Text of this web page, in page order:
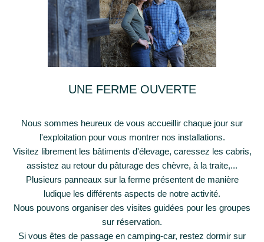
UNE FERME OUVERTE
Nous sommes heureux de vous accueillir chaque jour sur
l'exploitation pour vous montrer nos installations.
Visitez librement les bâtiments d'élevage, caressez les cabris,
assistez au retour du pâturage des chèvre, à la traite,...
Plusieurs panneaux sur la ferme présentent de manière
ludique les différents aspects de notre activité.
Nous pouvons organiser des visites guidées pour les groupes
sur réservation.
Si vous êtes de passage en camping-car, restez dormir sur